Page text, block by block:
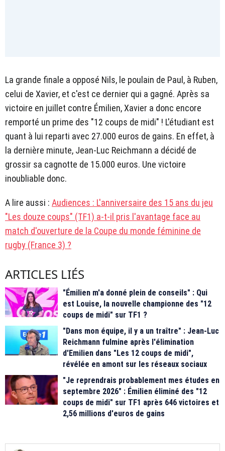
La grande finale a opposé Nils, le poulain de Paul, à Ruben,
celui de Xavier, et c'est ce dernier qui a gagné. Après sa
victoire en juillet contre Émilien, Xavier a donc encore
remporté un prime des "12 coups de midi" ! L'étudiant est
quant à lui reparti avec 27.000 euros de gains. En effet, à
la dernière minute, Jean-Luc Reichmann a décidé de
grossir sa cagnotte de 15.000 euros. Une victoire
inoubliable donc.
A lire aussi : Audiences : L'anniversaire des 15 ans du jeu
"Les douze coups" (TF1) a-t-il pris l'avantage face au
match d'ouverture de la Coupe du monde féminine de
rugby (France 3) ?
ARTICLES LIÉS
"Émilien m'a donné plein de conseils" : Qui
est Louise, la nouvelle championne des "12
coups de midi" sur TF1 ?
"Dans mon équipe, il y a un traître" : Jean-Luc
Reichmann fulmine après l'élimination
d'Emilien dans "Les 12 coups de midi",
révélée en amont sur les réseaux sociaux
"Je reprendrais probablement mes études en
septembre 2026" : Émilien éliminé des "12
coups de midi" sur TF1 après 646 victoires et
2,56 millions d'euros de gains